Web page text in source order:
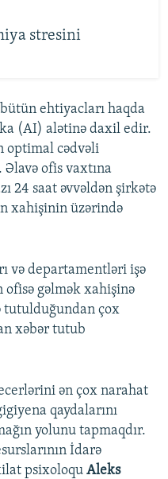
stresini
ehtiyacları haqda
(AI) alətinə daxil edir.
optimal cədvəli
Əlavə ofis vaxtına
24 saat əvvəldən şirkətə
xahişinin üzərində
və departamentləri işə
ofisə gəlmək xahişinə
tutulduğundan çox
xəbər tutub
ən çox narahat
qaydalarını
yolunu tapmaqdır.
İdarə
psixoloqu Aleks